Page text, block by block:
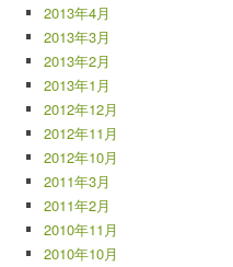
2013年4月
2013年3月
2013年2月
2013年1月
2012年12月
2012年11月
2012年10月
2011年3月
2011年2月
2010年11月
2010年10月